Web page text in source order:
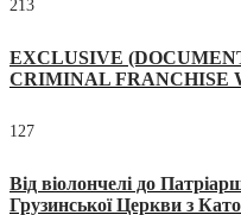
213
EXCLUSIVE
CRIMINAL FRANCHISE
127
Від віолончелі до
Грузинської Церкви з